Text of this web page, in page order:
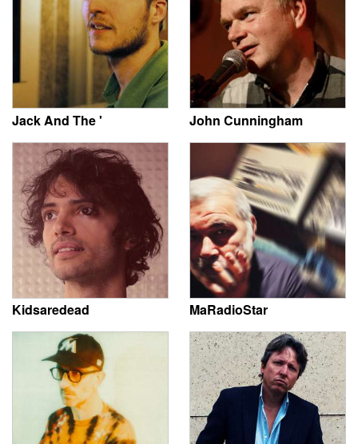
Jack And The ' John Cunningham
Kidsaredead MaRadioStar